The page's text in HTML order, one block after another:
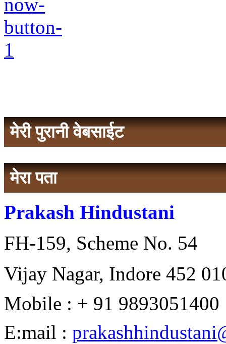
मेरी पुरानी वेबसाईट
मेरा पता
Prakash Hindustani
FH-159, Scheme No. 54
Vijay Nagar, Indore 452
Mobile : + 91 9893051400
E:mail :